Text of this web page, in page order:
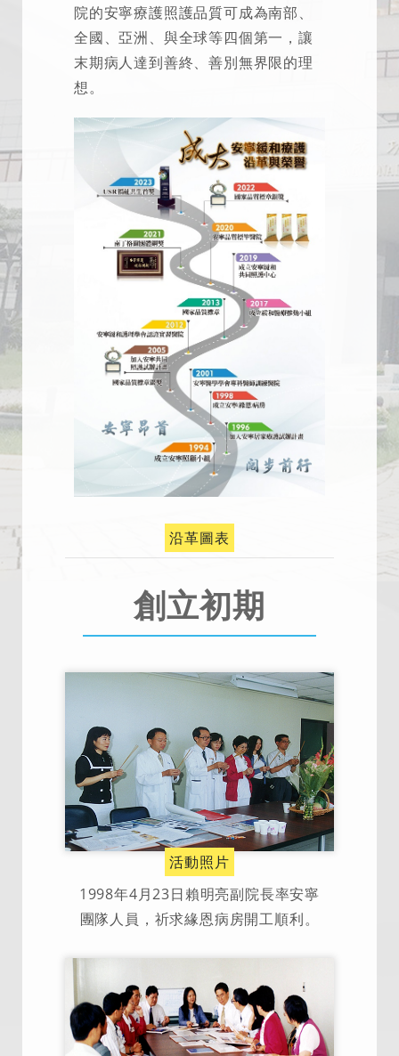
院的安寧療護照護品質可成為南部、
全國、亞洲、與全球等四個第一，讓
末期病人達到善終、善別無界限的理
想。
沿革圖表
創立初期
活動照片
1998年4月23日賴明亮副院長率安寧
團隊人員，祈求緣恩病房開工順利。